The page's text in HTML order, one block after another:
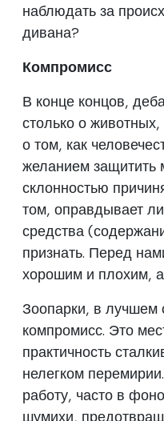
наблюдать за
дивана?
Компромисс
В конце концов,
столько о животных,
о том, как
желанием
склонностью
том, оправдывает
средства
признать. Перед
хорошим и плохим,
Зоопарки, в лучшем
компромисс. Это
практичность
нелегком
работу, часто в
шумихи,